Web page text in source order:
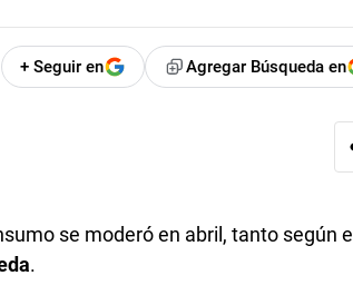
+ Seguir en Agregar Búsqueda en
se moderó en abril, tanto según el
.